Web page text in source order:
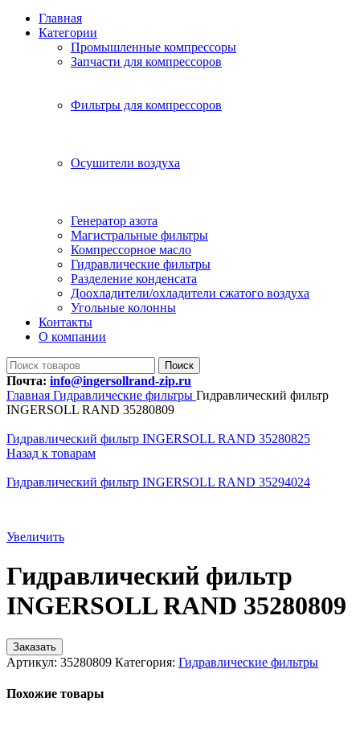
Главная
Категории
Промышленные компрессоры
Запчасти для компрессоров
Фильтры для компрессоров
Осушители воздуха
Генератор азота
Магистральные фильтры
Компрессорное масло
Гидравлические фильтры
Разделение конденсата
Доохладители/охладители сжатого воздуха
Угольные колонны
Контакты
О компании
Поиск
Почта: info@ingersollrand-zip.ru
Главная Гидравлические фильтры Гидравлический фильтр
INGERSOLL RAND 35280809
Гидравлический фильтр INGERSOLL RAND 35280825
Назад к товарам
Гидравлический фильтр INGERSOLL RAND 35294024
Увеличить
Гидравлический фильтр
INGERSOLL RAND 35280809
Заказать
Артикул: 35280809 Категория: Гидравлические фильтры
Похожие товары